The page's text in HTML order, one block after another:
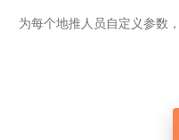
为每个地推人员自定义参数